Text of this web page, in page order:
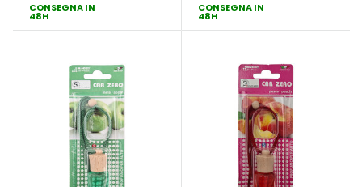
CONSEGNA IN
48H
CONSEGNA IN
48H